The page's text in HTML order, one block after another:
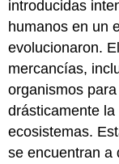
introducidas
humanos en un
evolucionaron.
mercancías,
organismos
drásticamente
ecosistemas.
se encuentran a